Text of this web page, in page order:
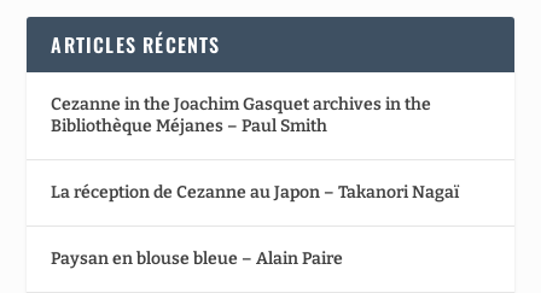
ARTICLES RÉCENTS
Cezanne in the Joachim Gasquet archives in the
Bibliothèque Méjanes – Paul Smith
La réception de Cezanne au Japon – Takanori Nagaï
Paysan en blouse bleue – Alain Paire